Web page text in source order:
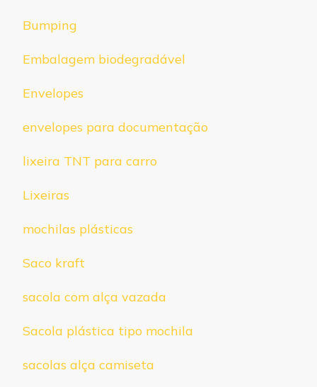
Bumping
Embalagem biodegradável
Envelopes
envelopes para documentação
lixeira TNT para carro
Lixeiras
mochilas plásticas
Saco kraft
sacola com alça vazada
Sacola plástica tipo mochila
sacolas alça camiseta